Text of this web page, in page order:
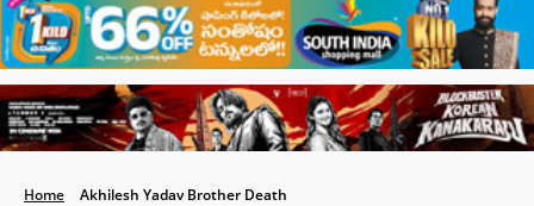
Home Akhilesh Yadav Brother Death